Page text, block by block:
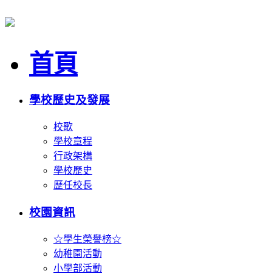
首頁
學校歷史及發展
校歌
學校章程
行政架構
學校歷史
歷任校長
校園資訊
☆學生榮譽榜☆
幼稚園活動
小學部活動